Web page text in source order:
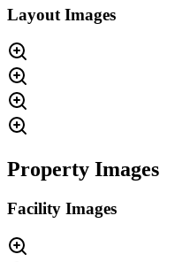
Layout Images
Property Images
Facility Images